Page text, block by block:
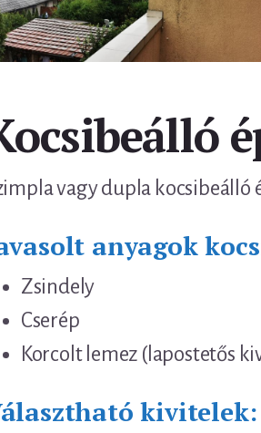
vagy dupla kocsibeálló
anyagok
Zsindely
Cserép
Korcolt lemez (lapostetős
kivitelek: